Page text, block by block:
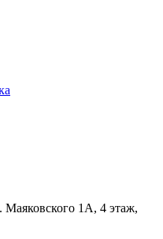
1А, 4 этаж,